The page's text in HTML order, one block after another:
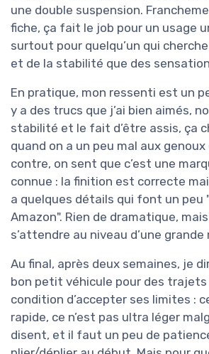
une double suspension.
fiche, ça fait le job pour un usage
surtout pour quelqu’un qui
et de la stabilité que des
En pratique, mon ressenti est un
y a des trucs que j’ai bien aimés,
stabilité et le fait d’être assis, ça
quand on a un peu mal aux genoux
contre, on sent que c’est une
connue : la finition est correcte
a quelques détails qui font un peu
Amazon". Rien de dramatique,
s’attendre au niveau d’une grande
Au final, après deux semaines, je
bon petit véhicule pour des trajets
condition d’accepter ses limites :
rapide, ce n’est pas ultra léger
disent, et il faut un peu de